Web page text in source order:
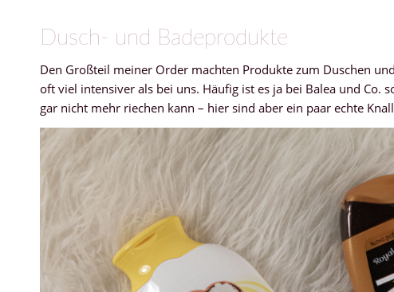
Dusch- und Badeprodukte
Den Großteil meiner Order machten Produkte zum Duschen
oft viel intensiver als bei uns. Häufig ist es ja bei Balea und Co.
gar nicht mehr riechen kann – hier sind aber ein paar echte